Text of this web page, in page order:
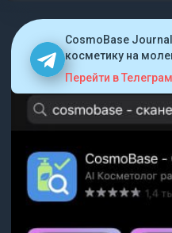
CosmoBase
косметику на
Перейти в